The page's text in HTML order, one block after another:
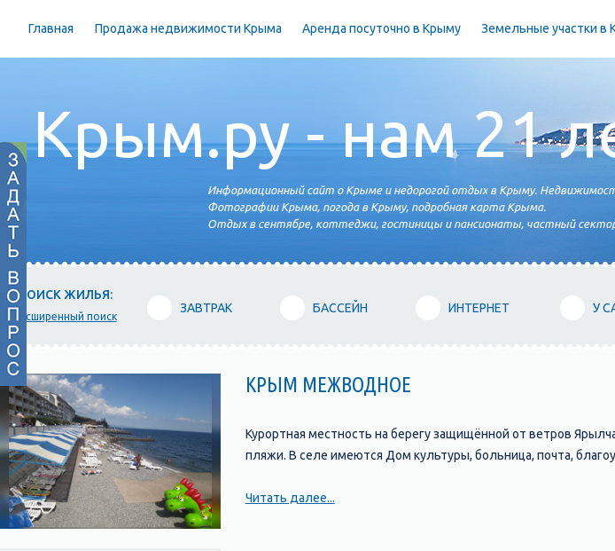
Главная Продажа недвижимости Крыма Аренда посуточно в Крыму Земельные участки в
Крым.ру - нам 21
Информационный сайт о Крыме и недорогой отдых в Крыму.
Фотографии Крыма, погода в Крыму, подробная карта Крыма.
Отдых в сентябре, коттеджи, гостиницы и пансионаты, частный
ПОИСК ЖИЛЬЯ:
расширенный поиск
ЗАВТРАК БАССЕЙН ИНТЕРНЕТ У
КРЫМ МЕЖВОДНОЕ
Курортная местность на берегу защищённой от ветров
пляжи. В селе имеются Дом культуры, больница, почта,
Читать далее...